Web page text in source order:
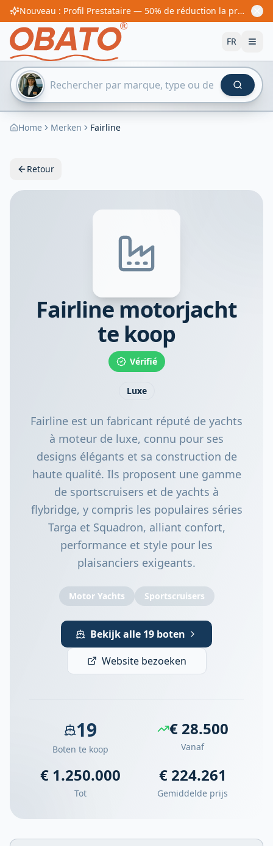
Nouveau : Profil Prestataire — 50% de réduction la première année ! À partir de 60€/an
FR
Home Merken Fairline
Retour
Fairline motorjacht
te koop
Vérifié
Luxe
Fairline est un fabricant réputé de yachts
à moteur de luxe, connu pour ses
designs élégants et sa construction de
haute qualité. Ils proposent une gamme
de sportscruisers et de yachts à
flybridge, y compris les populaires séries
Targa et Squadron, alliant confort,
performance et style pour les
plaisanciers exigeants.
Motor Yachts Sportscruisers
Bekijk alle 19 boten
Website bezoeken
19
Boten te koop
€ 28.500
Vanaf
€ 1.250.000
Tot
€ 224.261
Gemiddelde prijs